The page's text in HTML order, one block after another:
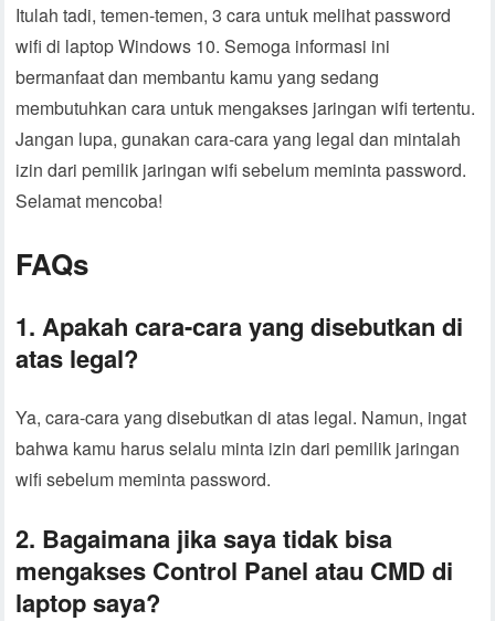
Itulah tadi, temen-temen, 3 cara untuk melihat password
wifi di laptop Windows 10. Semoga informasi ini
bermanfaat dan membantu kamu yang sedang
membutuhkan cara untuk mengakses jaringan wifi tertentu.
Jangan lupa, gunakan cara-cara yang legal dan mintalah
izin dari pemilik jaringan wifi sebelum meminta password.
Selamat mencoba!
FAQs
1. Apakah cara-cara yang disebutkan di
atas legal?
Ya, cara-cara yang disebutkan di atas legal. Namun, ingat
bahwa kamu harus selalu minta izin dari pemilik jaringan
wifi sebelum meminta password.
2. Bagaimana jika saya tidak bisa
mengakses Control Panel atau CMD di
laptop saya?